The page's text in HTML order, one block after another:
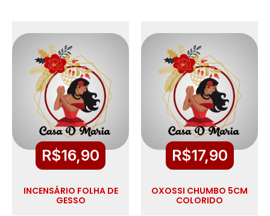
R$16,90
INCENSÁRIO FOLHA DE
GESSO
R$17,90
OXOSSI CHUMBO 5CM
COLORIDO